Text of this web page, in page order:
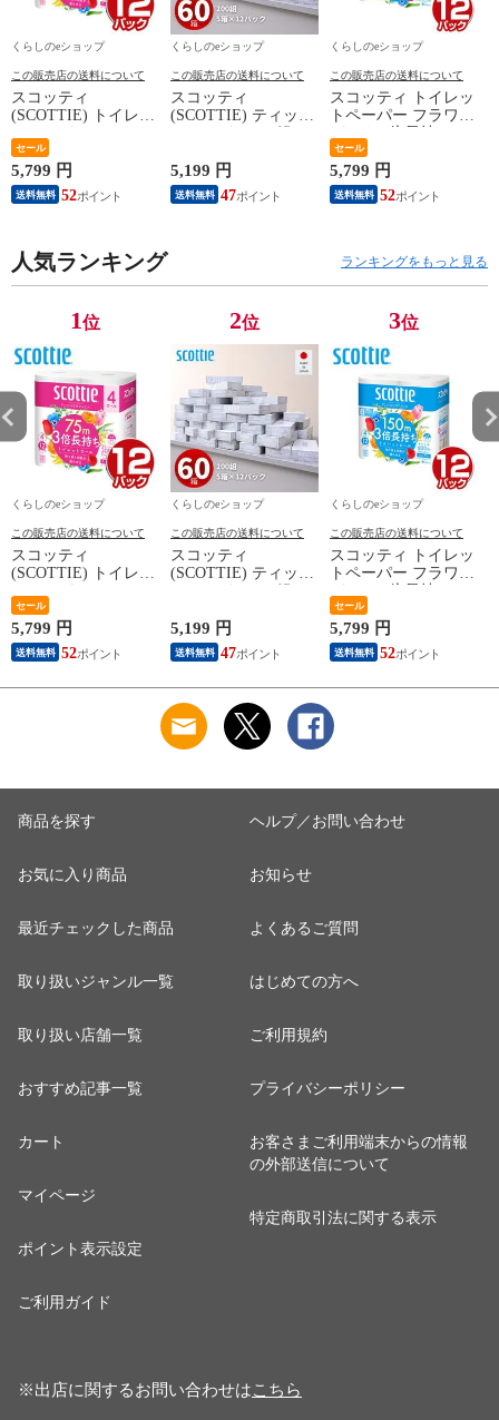
くらしのeショップ
この販売店の送料について
スコッティ
(SCOTTIE) トイレッ
パック 3倍長持ち 4
ロール(ダブル) 4ロー
ル×12(48ロール) 3倍
ロール 3倍巻 トイレ
製紙クレシア 【送料
無料】
セール
5,799 円
送料無料 52
くらしのeショップ
この販売店の送料について
スコッティ
(SCOTTIE) ティッシ
ティシュペーパー ま
とめ買い ケース販売
ボックスティッシュ
5,199 円
送料無料 47
くらしのeショップ
この販売店の送料について
スコッティ トイレッ
トペーパー フラワー
ロール (シングル) 4
ロール×12パック(48
ロール) トイレット
ロール トイレ紙 ト
とめ買い ケース販売
セール
5,799 円
送料無料 52
人気ランキング ランキングをもっと見る
1位
くらしのeショップ
この販売店の送料について
スコッティ
(SCOTTIE) トイレッ
パック 3倍長持ち 4
ロール(ダブル) 4ロー
ル×12(48ロール) 3倍
ロール 3倍巻 トイレ
セール
5,799 円
送料無料 52
2位
くらしのeショップ
この販売店の送料について
スコッティ
(SCOTTIE) ティッシ
ティシュペーパー ま
とめ買い ケース販売
ボックスティッシュ
シア 【送料無料】
5,199 円
送料無料 47
3位
くらしのeショップ
この販売店の送料について
スコッティ トイレッ
トペーパー フラワー
ロール (シングル) 4
ロール×12パック(48
ロール) トイレット
ロール トイレ紙 ト
とめ買い ケース販売
日本製紙クレシア
セール
5,799 円
送料無料 52
商品を探す
お気に入り商品
最近チェックした商品
取り扱いジャンル一覧
取り扱い店舗一覧
おすすめ記事一覧
カート
マイページ
ポイント表示設定
ご利用ガイド
ヘルプ／お問い合わせ
お知らせ
よくあるご質問
はじめての方へ
ご利用規約
プライバシーポリシー
お客さまご利用端末からの情報
の外部送信について
特定商取引法に関する表示
※出店に関するお問い合わせはこちら